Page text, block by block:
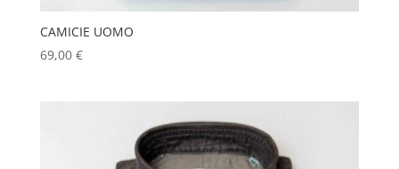
CAMICIE UOMO
69,00 €